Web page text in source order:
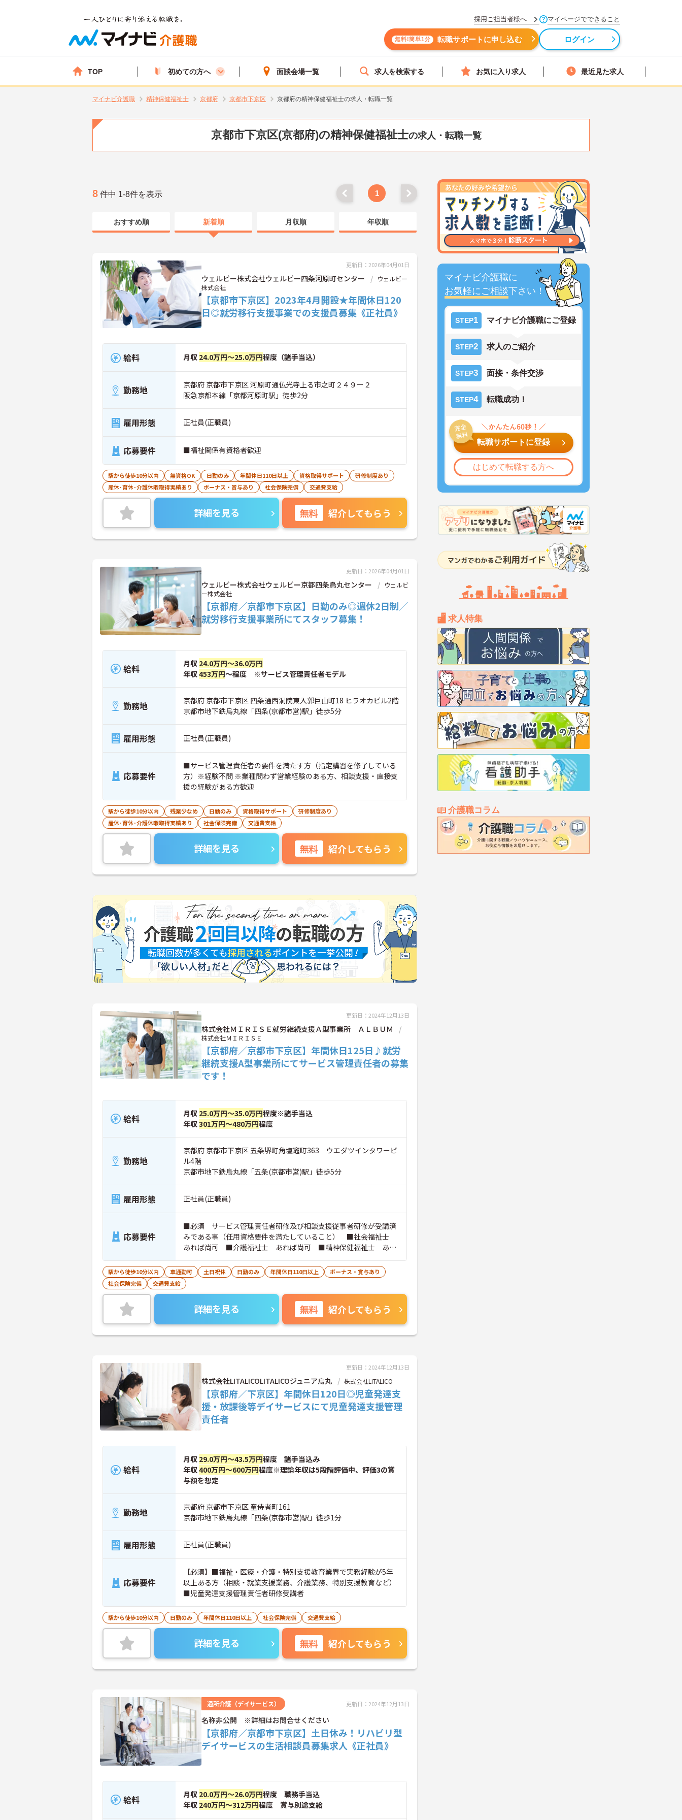
採用ご担当者様へ マイページでできること
無料!簡単1分 転職サポートに申し込む ログイン
TOP 初めての方へ 面談会場一覧 求人を検索する お気に入り求人 最近見た求人
マイナビ介護職 精神保健福祉士 京都府 京都市下京区 京都府の精神保健福祉士の求人・転職一覧
京都市下京区(京都府)の精神保健福祉士の求人・転職一覧
マイナビ介護職に
お気軽にご相談下さい！
STEP1 マイナビ介護職にご登録
STEP2 求人のご紹介
STEP3 面接・条件交渉
STEP4 転職成功！
転職サポートに登録
はじめて転職する方へ
求人特集
介護職コラム
8 件中 1-8件を表示 1
おすすめ順 新着順 月収順 年収順
更新日：2026年04月01日
ウェルビー株式会社ウェルビー四条河原町センター
ウェルビー
株式会社
【京都市下京区】2023年4月開設★年間休日120
日◎就労移行支援事業での支援員募集《正社員》
給料 月収 24.0万円～25.0万円程度（諸手当込）
勤務地
京都府 京都市下京区 河原町通仏光寺上る市之町２４９ー２
阪急京都本線「京都河原町駅」徒歩2分
雇用形態 正社員(正職員)
応募要件 ■福祉関係有資格者歓迎
駅から徒歩10分以内 無資格OK 日勤のみ 年間休日110日以上 資格取得サポート
研修制度あり
産休･育休･介護休暇取得実績あり
ボーナス・賞与あり 社会保険完備 交通費支給
詳細を見る 無料 紹介してもらう
更新日：2026年04月01日
ウェルビー株式会社ウェルビー京都四条烏丸センター
ウェルビ
ー株式会社
【京都府／京都市下京区】日勤のみ◎週休2日制／
就労移行支援事業所にてスタッフ募集！
給料 月収 24.0万円～36.0万円
年収453万円～程度 ※サービス管理責任者モデル
勤務地
京都府 京都市下京区 四条通西洞院東入郭巨山町18 ヒラオカビル2階
京都市地下鉄烏丸線「四条(京都市営)駅」徒歩5分
雇用形態 正社員(正職員)
応募要件
■サービス管理責任者の要件を満たす方（指定講習を修了している
方）※経験不問 ※業種問わず営業経験のある方、相談支援・直接支
援の経験がある方歓迎
駅から徒歩10分以内 残業少なめ 日勤のみ 資格取得サポート
研修制度あり
産休･育休･介護休暇取得実績あり
社会保険完備 交通費支給
詳細を見る 無料 紹介してもらう
更新日：2024年12月13日
株式会社ＭＩＲＩＳＥ就労継続支援Ａ型事業所 ＡＬＢＵＭ
株式会社ＭＩＲＩＳＥ
【京都府／京都市下京区】年間休日125日♪就労
継続支援A型事業所にてサービス管理責任者の募集
です！
給料 月収 25.0万円～35.0万円程度※諸手当込
年収301万円～480万円程度
勤務地
京都府 京都市下京区 五条堺町角塩竈町363 ウエダツインタワービ
ル4階
京都市地下鉄烏丸線「五条(京都市営)駅」徒歩5分
雇用形態 正社員(正職員)
応募要件
■必須 サービス管理責任者研修及び相談支援従事者研修が受講済
みである事（任用資格要件を満たしていること） ■社会福祉士
あれば尚可 ■介護福祉士 あれば尚可 ■精神保健福祉士 あれ
駅から徒歩10分以内 車通勤可 土日祝休 日勤のみ 年間休日110日以上
ボーナス・賞与あり
社会保険完備
交通費支給
詳細を見る 無料 紹介してもらう
更新日：2024年12月13日
株式会社LITALICOLITALICOジュニア烏丸 株式会社LITALICO
【京都府／下京区】年間休日120日◎児童発達支
援・放課後等デイサービスにて児童発達支援管理
責任者
給料
月収 29.0万円～43.5万円程度 諸手当込み
年収400万円～600万円程度※理論年収は5段階評価中、評価3の賞
与額を想定
勤務地
京都府 京都市下京区 童侍者町161
京都市地下鉄烏丸線「四条(京都市営)駅」徒歩1分
雇用形態 正社員(正職員)
応募要件
【必須】■福祉・医療・介護・特別支援教育業界で実務経験が5年
以上ある方（相談・就業支援業務、介護業務、特別支援教育など）
■児童発達支援管理責任者研修受講者
駅から徒歩10分以内 日勤のみ 年間休日110日以上 社会保険完備 交通費支給
詳細を見る 無料 紹介してもらう
通所介護（デイサービス） 更新日：2024年12月13日
名称非公開 ※詳細はお問合せください
【京都府／京都市下京区】土日休み！リハビリ型
デイサービスの生活相談員募集求人《正社員》
給料 月収 20.0万円～26.0万円程度 職務手当込
年収 240万円～312万円程度 賞与別途支給